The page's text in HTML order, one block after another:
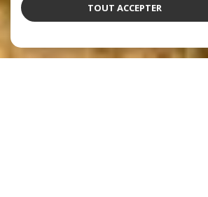
TOUT ACCEPTER